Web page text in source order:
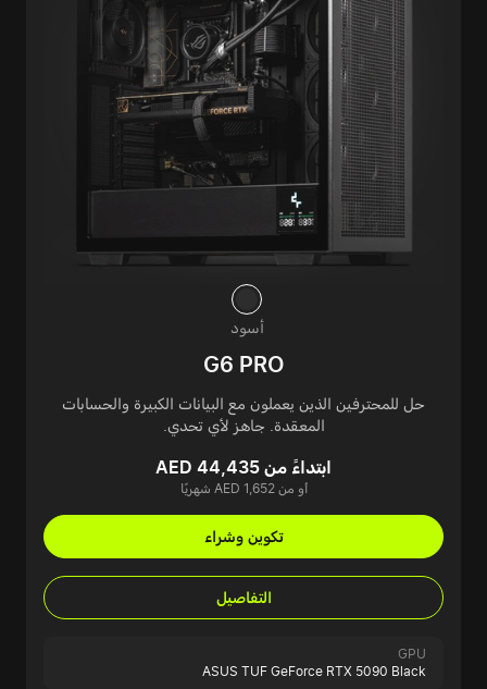
أسود
G6 PRO
حل للمحترفين الذين يعملون مع البيانات الكبيرة والحسابات
المعقدة. جاهز لأي تحدي.
ابتداءً من AED 44,435
أو من AED 1,652 شهريًا
تكوين وشراء
التفاصيل
GPU
ASUS TUF GeForce RTX 5090 Black